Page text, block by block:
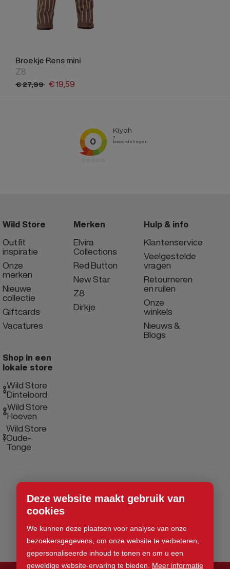
Deze website maakt gebruik van
cookies
We kunnen deze plaatsen voor analyse van onze
bezoekersgegevens, om onze website te verbeteren,
gepersonaliseerde inhoud te tonen en om u een
geweldige website-ervaring te bieden. Meer informatie
Broekje Rens mini
Z8
€27,99 €19,59
Wild Store
Outfit
inspiratie
Onze
merken
Nieuwe
collectie
Giftcards
Vacatures
Merken
Elvira
Collections
Red Button
New Star
Z8
Dirkje
Hulp & info
Klantenservice
Veelgestelde
vragen
Retourneren
en ruilen
Onze
winkels
Nieuws &
Blogs
Shop in een
lokale store
Wild Store
Dinteloord
Wild Store
Hoeven
Wild Store
Oude-
Tonge